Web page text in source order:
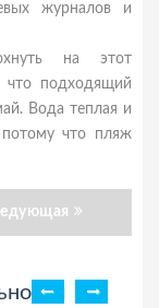
журналов и
на этот
что подходящий
Вода теплая и
потому что пляж